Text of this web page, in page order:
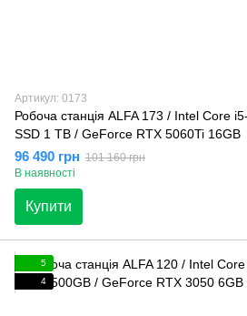
Артикул: 0173
Робоча станція ALFA 173 / Intel Core
SSD 1 TB / GeForce RTX 5060Ti 16GB
96 490 грн 101 160 грн
В наявності
Купити
5
4